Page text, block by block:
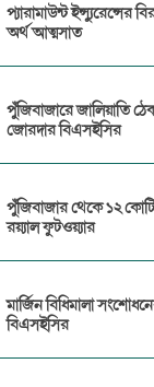
প্যারামাউন্ট ইন্স্যুরেন্সের
অর্থ আত্মসাত
পুঁজিবাজারে জালিয়াতি
জোরদার বিএসইসির
পুঁজিবাজার থেকে ১২
রয়্যাল ফুটওয়্যার
মার্জিন বিধিমালা
বিএসইসির